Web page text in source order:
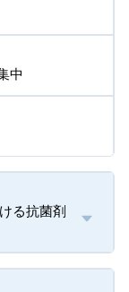
中
る抗菌剤